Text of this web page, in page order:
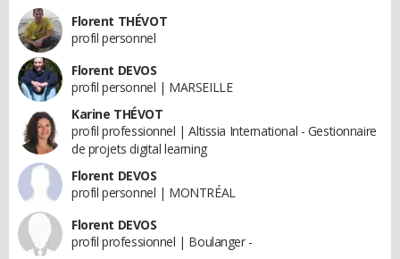
Florent THÉVOT
profil personnel
Florent DEVOS
profil personnel | MARSEILLE
Karine THÉVOT
profil professionnel | Altissia International - Gestionnaire
de projets digital learning
Florent DEVOS
profil personnel | MONTRÉAL
Florent DEVOS
profil professionnel | Boulanger -